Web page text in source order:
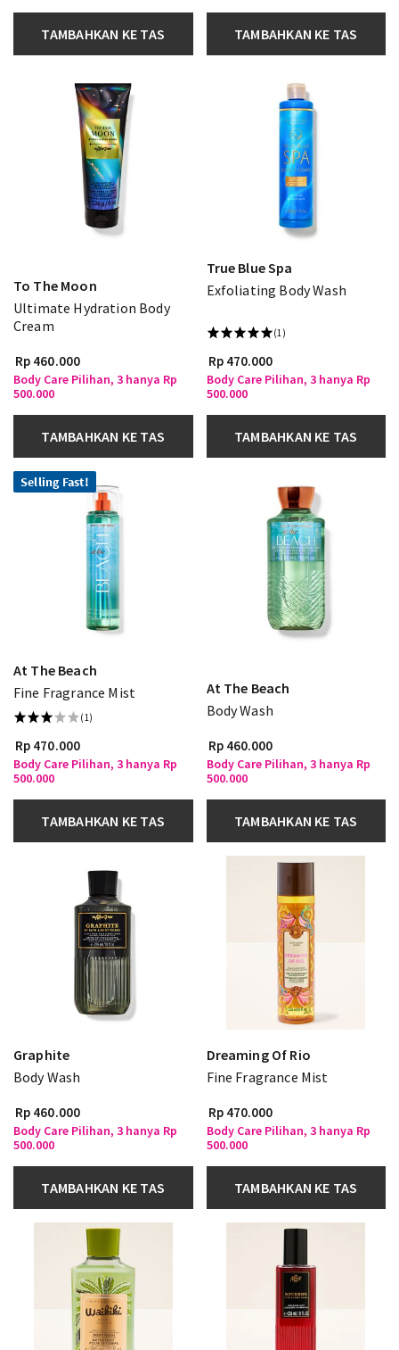
TAMBAHKAN KE TAS TAMBAHKAN KE TAS
To The Moon
Ultimate Hydration Body
Cream
Rp 460.000
Body Care Pilihan, 3 hanya Rp
500.000
TAMBAHKAN KE TAS
True Blue Spa
Exfoliating Body Wash
(1)
Rp 470.000
Body Care Pilihan, 3 hanya Rp
500.000
TAMBAHKAN KE TAS
Selling Fast!
At The Beach
Fine Fragrance Mist
(1)
Rp 470.000
Body Care Pilihan, 3 hanya Rp
500.000
TAMBAHKAN KE TAS
At The Beach
Body Wash
Rp 460.000
Body Care Pilihan, 3 hanya Rp
500.000
TAMBAHKAN KE TAS
Graphite
Body Wash
Rp 460.000
Body Care Pilihan, 3 hanya Rp
500.000
TAMBAHKAN KE TAS
Dreaming Of Rio
Fine Fragrance Mist
Rp 470.000
Body Care Pilihan, 3 hanya Rp
500.000
TAMBAHKAN KE TAS